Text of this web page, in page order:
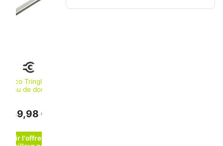
Keuco Tringle de
rideau de douche
900 mm
(14930170900)
39,98 €